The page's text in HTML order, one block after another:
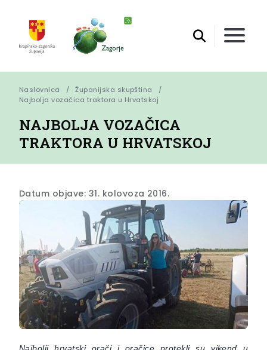
Naslovnica
Županijska skupština
Najbolja vozačica traktora u Hrvatskoj
NAJBOLJA VOZAČICA
TRAKTORA U HRVATSKOJ
Datum objave: 31. kolovoza 2016.